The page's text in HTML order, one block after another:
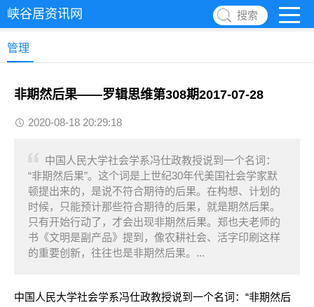
峡谷居资讯网 搜索
管理
非期然后果——罗辑思维第308期2017-07-28
2020-08-18 20:29:18
中国人民大学社会学系冯仕政教授说到一个名词：
“非期然后果”。这个词是上世纪30年代美国社会学家默
顿提出来的，是说不符合期待的后果。在构想、计划的
时候，只能预计那些符合期待的后果，就是期然后果。
只有开始行动了，才会出现非期然后果。郑也夫老师的
书《文明是副产品》提到，像农耕社会、活字印刷这样
的重要创新，往往也是非期然后果。...
中国人民大学社会学系冯仕政教授说到一个名词：“非期然后